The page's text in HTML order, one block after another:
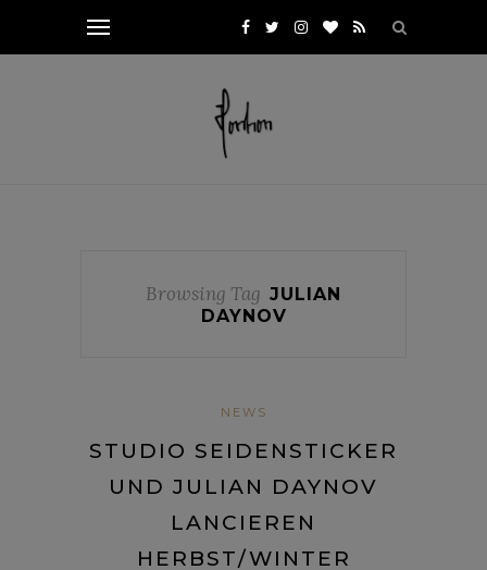
Browsing Tag JULIAN
DAYNOV
NEWS
STUDIO SEIDENSTICKER
UND JULIAN DAYNOV
LANCIEREN
HERBST/WINTER